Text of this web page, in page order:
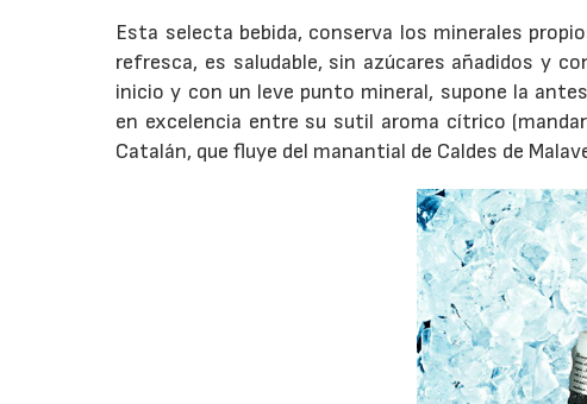
Esta selecta bebida, conserva los minerales
refresca, es saludable, sin azúcares añadidos y
inicio y con un leve punto mineral, supone la
en excelencia entre su sutil aroma cítrico
Catalán, que fluye del manantial de Caldes de